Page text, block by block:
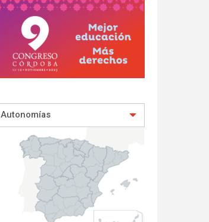
Autonomías